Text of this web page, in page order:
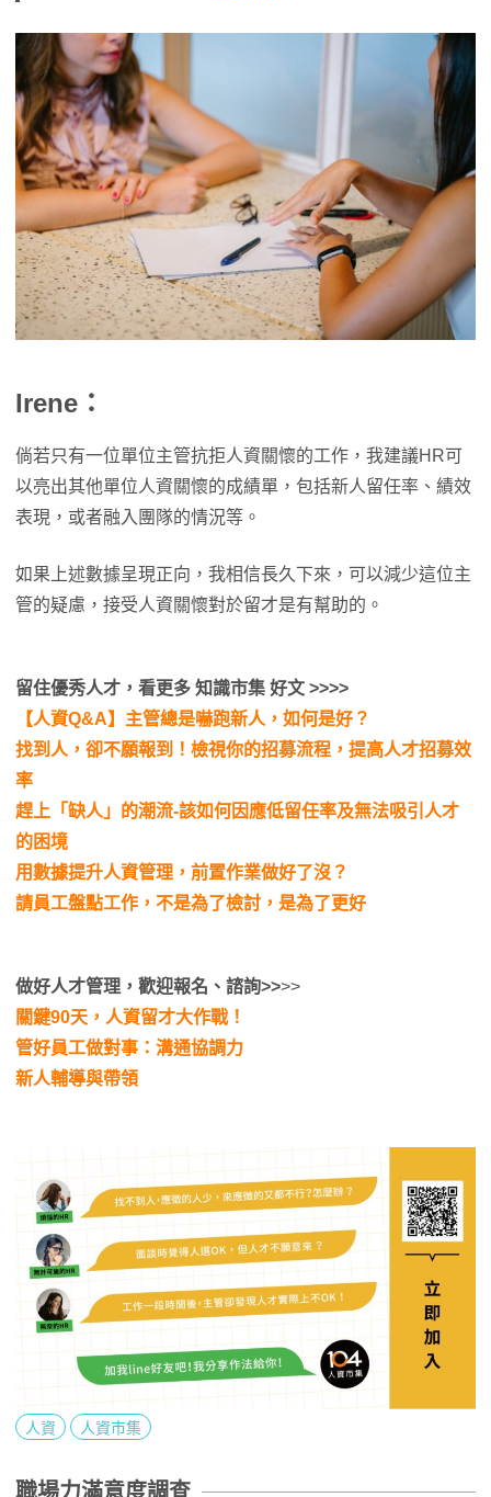
Irene：
倘若只有一位單位主管抗拒人資關懷的工作，我建議HR可
以亮出其他單位人資關懷的成績單，包括新人留任率、績效
表現，或者融入團隊的情況等。
如果上述數據呈現正向，我相信長久下來，可以減少這位主
管的疑慮，接受人資關懷對於留才是有幫助的。
留住優秀人才，看更多 知識市集 好文 >>>>
【人資Q&A】主管總是嚇跑新人，如何是好？
找到人，卻不願報到！檢視你的招募流程，提高人才招募效
率
趕上「缺人」的潮流-該如何因應低留任率及無法吸引人才
的困境
用數據提升人資管理，前置作業做好了沒？
請員工盤點工作，不是為了檢討，是為了更好
做好人才管理 ，歡迎報名 、諮詢>>>>
關鍵90天，人資留才大作戰！
管好員工做對事：溝通協調力
新人輔導與帶領
人資 人資市集
職場力滿意度調查